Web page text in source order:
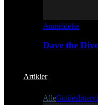
Anmeldelse
Dave the
Artikler
AlleGuides